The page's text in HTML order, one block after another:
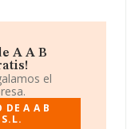
Horas S.L
núm. 13,
Madrid.
sobre 645
A A B
el
DE A A B